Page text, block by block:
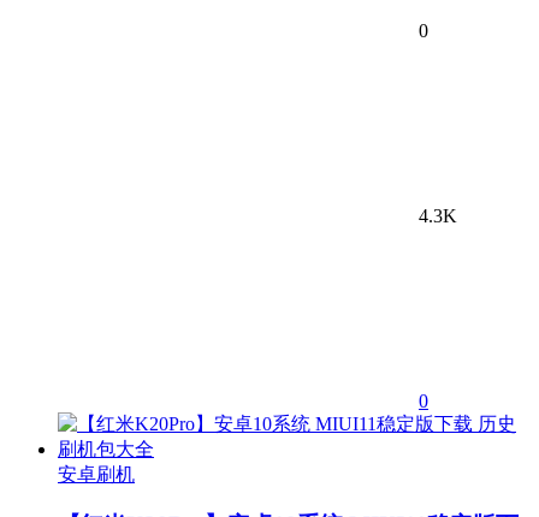
0
4.3K
0
安卓刷机